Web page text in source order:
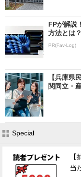
FPが解説
方法とは？
PR(Fav-Log)
【兵庫県
関同立・
Special
当